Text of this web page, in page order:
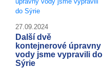
27.09.2024
Další dvě
kontejnerové úpravny
vody jsme vypravili do
Sýrie